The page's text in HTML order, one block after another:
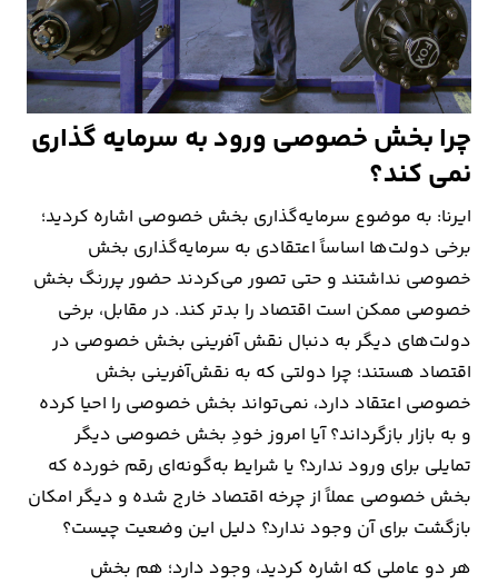
چرا بخش خصوصی ورود به سرمایه گذاری
نمی کند؟
ایرنا: به موضوع سرمایه‌گذاری بخش خصوصی اشاره کردید؛
برخی دولت‌ها اساساً اعتقادی به سرمایه‌گذاری بخش
خصوصی نداشتند و حتی تصور می‌کردند حضور پررنگ بخش
خصوصی ممکن است اقتصاد را بدتر کند. در مقابل، برخی
دولت‌های دیگر به دنبال نقش آفرینی بخش خصوصی در
اقتصاد هستند؛ چرا دولتی که به نقش‌آفرینی بخش
خصوصی اعتقاد دارد، نمی‌تواند بخش خصوصی را احیا کرده
و به بازار بازگرداند؟ آیا امروز خودِ بخش خصوصی دیگر
تمایلی برای ورود ندارد؟ یا شرایط به‌گونه‌ای رقم خورده که
بخش خصوصی عملاً از چرخه اقتصاد خارج شده و دیگر امکان
بازگشت برای آن وجود ندارد؟ دلیل این وضعیت چیست؟
هر دو عاملی که اشاره کردید، وجود دارد؛ هم بخش